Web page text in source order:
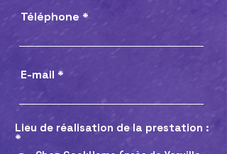
Téléphone
E-mail
Lieu de réalisation de la prestation :
*